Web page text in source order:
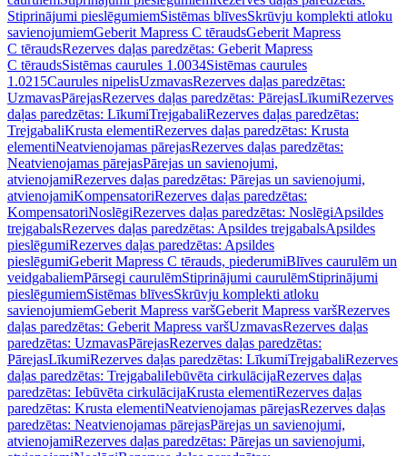
Stiprinājumi pieslēgumiemSistēmas blīvesSkrūvju komplekti atloku
savienojumiemGeberit Mapress C tēraudsGeberit Mapress
C tēraudsRezerves daļas paredzētas: Geberit Mapress
C tēraudsSistēmas caurules 1.0034Sistēmas caurules
1.0215Caurules nipelisUzmavasRezerves daļas paredzētas:
UzmavasPārejasRezerves daļas paredzētas: PārejasLīkumiRezerves
daļas paredzētas: LīkumiTrejgabaliRezerves daļas paredzētas:
TrejgabaliKrusta elementiRezerves daļas paredzētas: Krusta
elementiNeatvienojamas pārejasRezerves daļas paredzētas:
Neatvienojamas pārejasPārejas un savienojumi,
atvienojamiRezerves daļas paredzētas: Pārejas un savienojumi,
atvienojamiKompensatoriRezerves daļas paredzētas:
KompensatoriNoslēgiRezerves daļas paredzētas: NoslēgiApsildes
trejgabalsRezerves daļas paredzētas: Apsildes trejgabalsApsildes
pieslēgumiRezerves daļas paredzētas: Apsildes
pieslēgumiGeberit Mapress C tērauds, piederumiBlīves caurulēm un
veidgabaliemPārsegi caurulēmStiprinājumi caurulēmStiprinājumi
pieslēgumiemSistēmas blīvesSkrūvju komplekti atloku
savienojumiemGeberit Mapress varšGeberit Mapress varšRezerves
daļas paredzētas: Geberit Mapress varšUzmavasRezerves daļas
paredzētas: UzmavasPārejasRezerves daļas paredzētas:
PārejasLīkumiRezerves daļas paredzētas: LīkumiTrejgabaliRezerves
daļas paredzētas: TrejgabaliIebūvēta cirkulācijaRezerves daļas
paredzētas: Iebūvēta cirkulācijaKrusta elementiRezerves daļas
paredzētas: Krusta elementiNeatvienojamas pārejasRezerves daļas
paredzētas: Neatvienojamas pārejasPārejas un savienojumi,
atvienojamiRezerves daļas paredzētas: Pārejas un savienojumi,